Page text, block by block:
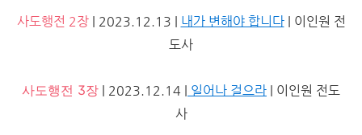
사도행전 2장| 2023.12.13 | 내가 변해야 합니다| 이인원 전
도사
사도행전 3장 | 2023.12.14 | 일어나 걸으라 | 이인원 전도
사